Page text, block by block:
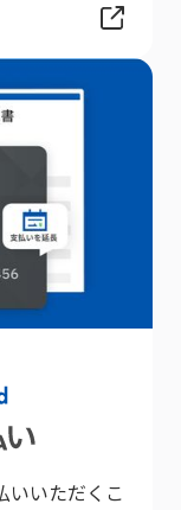
いいただくこ